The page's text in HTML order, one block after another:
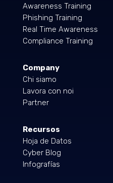
Awareness Training
Phishing Training
Real Time Awareness
Compliance Training
Company
Chi siamo
Lavora con noi
Partner
Recursos
Hoja de Datos
Cyber Blog
Infografías